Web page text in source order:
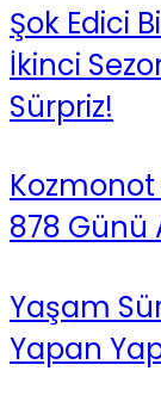
Şok Edici
İkinci
Sürpriz!
878 Günü
Yaşam
Yapan